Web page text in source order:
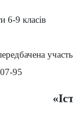
6-9 класів
95